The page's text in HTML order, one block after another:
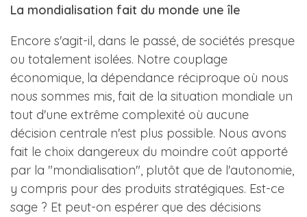
La mondialisation fait du monde une île
Encore s'agit-il, dans le passé, de sociétés presque
ou totalement isolées. Notre couplage
économique, la dépendance réciproque où nous
nous sommes mis, fait de la situation mondiale un
tout d'une extrême complexité où aucune
décision centrale n'est plus possible. Nous avons
fait le choix dangereux du moindre coût apporté
par la "mondialisation", plutôt que de l'autonomie,
y compris pour des produits stratégiques. Est-ce
sage ? Et peut-on espérer que des décisions